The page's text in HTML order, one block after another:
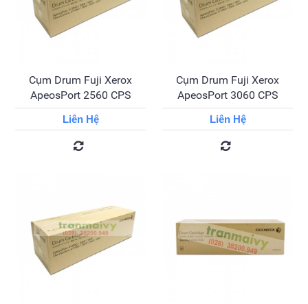
Cụm Drum Fuji Xerox
ApeosPort 2560 CPS
Liên Hệ
Cụm Drum Fuji Xerox
ApeosPort 3060 CPS
Liên Hệ